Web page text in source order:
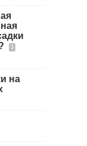
3
на